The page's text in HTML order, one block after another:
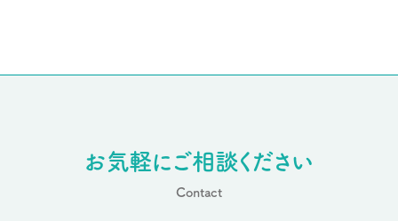
お気軽にご相談ください
Contact